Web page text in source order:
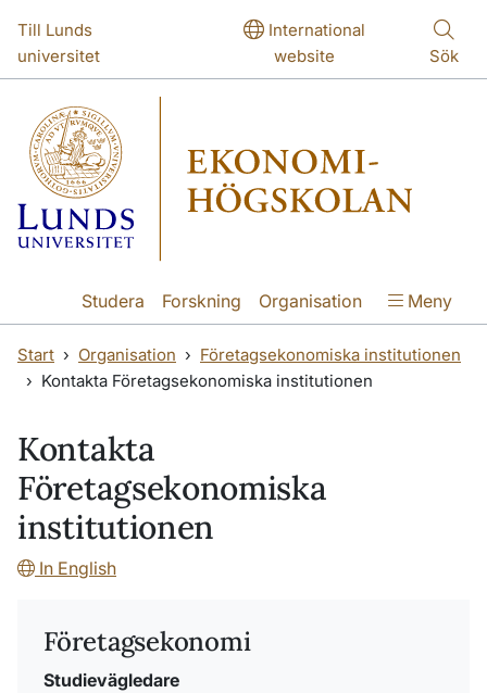
Till Lunds
universitet
International
website
Sök
Studera Forskning Organisation Meny
Start Organisation
Företagsekonomiska institutionen
Kontakta Företagsekonomiska institutionen
Kontakta
Företagsekonomiska
institutionen
In English
Företagsekonomi
Studievägledare